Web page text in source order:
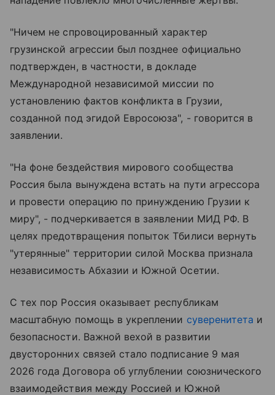
"Ничем не спровоцированный характер
грузинской агрессии был позднее официально
подтвержден, в частности, в докладе
Международной независимой миссии по
установлению фактов конфликта в Грузии,
созданной под эгидой Евросоюза", - говорится в
заявлении.
"На фоне бездействия мирового сообщества
Россия была вынуждена встать на пути агрессора
и провести операцию по принуждению Грузии к
миру", - подчеркивается в заявлении МИД РФ. В
целях предотвращения попыток Тбилиси вернуть
"утерянные" территории силой Москва признала
независимость Абхазии и Южной Осетии.
С тех пор Россия оказывает республикам
масштабную помощь в укреплении суверенитета и
безопасности. Важной вехой в развитии
двусторонних связей стало подписание 9 мая
2026 года Договора об углублении союзнического
взаимодействия между Россией и Южной